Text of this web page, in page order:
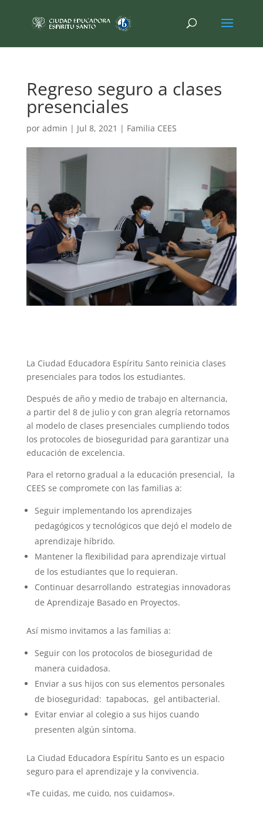
Regreso seguro a clases
presenciales
por admin | Jul 8, 2021 | Familia CEES
La Ciudad Educadora Espíritu Santo reinicia clases
presenciales para todos los estudiantes.
Después de año y medio de trabajo en alternancia,
a partir del 8 de julio y con gran alegría retornamos
al modelo de clases presenciales cumpliendo todos
los protocoles de bioseguridad para garantizar una
educación de excelencia.
Para el retorno gradual a la educación presencial, la
CEES se compromete con las familias a:
Seguir implementando los aprendizajes
pedagógicos y tecnológicos que dejó el modelo de
aprendizaje híbrido.
Mantener la flexibilidad para aprendizaje virtual
de los estudiantes que lo requieran.
Continuar desarrollando estrategias innovadoras
de Aprendizaje Basado en Proyectos.
Así mismo invitamos a las familias a:
Seguir con los protocolos de bioseguridad de
manera cuidadosa.
Enviar a sus hijos con sus elementos personales
de bioseguridad: tapabocas, gel antibacterial.
Evitar enviar al colegio a sus hijos cuando
presenten algún síntoma.
La Ciudad Educadora Espíritu Santo es un espacio
seguro para el aprendizaje y la convivencia.
«Te cuidas, me cuido, nos cuidamos».